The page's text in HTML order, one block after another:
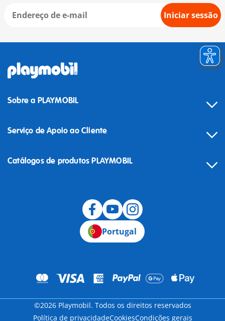
Iniciar sessão
Sobre a PLAYMOBIL
Serviço de Apoio ao Cliente
Catálogos de produtos PLAYMOBIL
Portugal
©2026 Playmobil. Todos os direitos reservados
Política de privacidadeCookiesCondições gerais